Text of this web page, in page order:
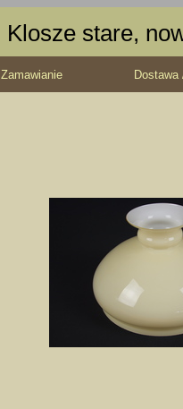
Klosze stare,
Zamawianie